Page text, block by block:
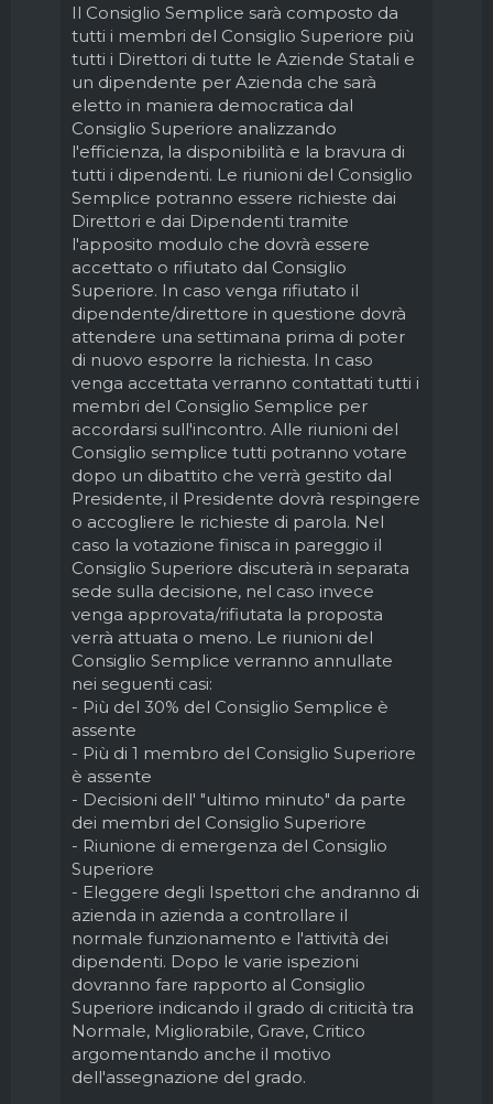
Il Consiglio Semplice sarà composto da
tutti i membri del Consiglio Superiore più
tutti i Direttori di tutte le Aziende Statali e
un dipendente per Azienda che sarà
eletto in maniera democratica dal
Consiglio Superiore analizzando
l'efficienza, la disponibilità e la bravura di
tutti i dipendenti. Le riunioni del Consiglio
Semplice potranno essere richieste dai
Direttori e dai Dipendenti tramite
l'apposito modulo che dovrà essere
accettato o rifiutato dal Consiglio
Superiore. In caso venga rifiutato il
dipendente/direttore in questione dovrà
attendere una settimana prima di poter
di nuovo esporre la richiesta. In caso
venga accettata verranno contattati tutti i
membri del Consiglio Semplice per
accordarsi sull'incontro. Alle riunioni del
Consiglio semplice tutti potranno votare
dopo un dibattito che verrà gestito dal
Presidente, il Presidente dovrà respingere
o accogliere le richieste di parola. Nel
caso la votazione finisca in pareggio il
Consiglio Superiore discuterà in separata
sede sulla decisione, nel caso invece
venga approvata/rifiutata la proposta
verrà attuata o meno. Le riunioni del
Consiglio Semplice verranno annullate
nei seguenti casi:
- Più del 30% del Consiglio Semplice è
assente
- Più di 1 membro del Consiglio Superiore
è assente
- Decisioni dell' "ultimo minuto" da parte
dei membri del Consiglio Superiore
- Riunione di emergenza del Consiglio
Superiore
- Eleggere degli Ispettori che andranno di
azienda in azienda a controllare il
normale funzionamento e l'attività dei
dipendenti. Dopo le varie ispezioni
dovranno fare rapporto al Consiglio
Superiore indicando il grado di criticità tra
Normale, Migliorabile, Grave, Critico
argomentando anche il motivo
dell'assegnazione del grado.